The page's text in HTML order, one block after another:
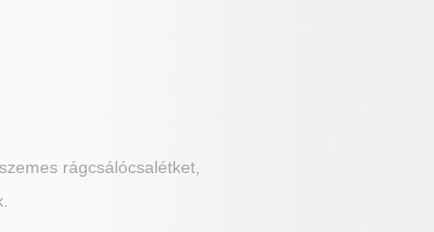
rágcsálócsalétket,